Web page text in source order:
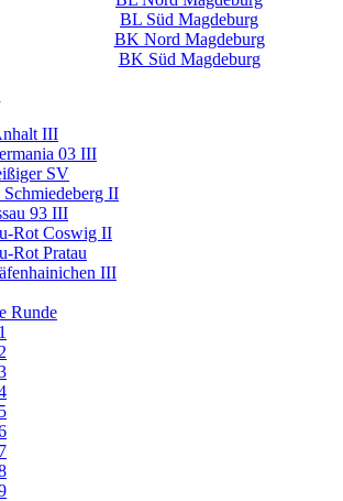
BL Süd Magdeburg
BK Nord Magdeburg
BK Süd Magdeburg
III
03 III
SV
Schmiedeberg II
93 III
Rot Coswig II
Rot Pratau
III
Runde